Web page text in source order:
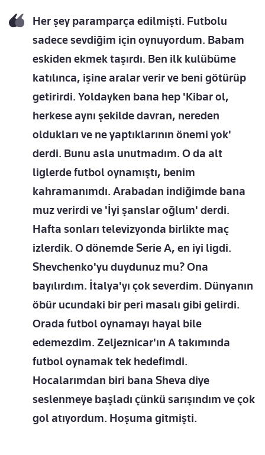
Her şey paramparça edilmişti. Futbolu
sadece sevdiğim için oynuyordum. Babam
eskiden ekmek taşırdı. Ben ilk kulübüme
katılınca, işine aralar verir ve beni götürüp
getirirdi. Yoldayken bana hep 'Kibar ol,
herkese aynı şekilde davran, nereden
oldukları ve ne yaptıklarının önemi yok'
derdi. Bunu asla unutmadım. O da alt
liglerde futbol oynamıştı, benim
kahramanımdı. Arabadan indiğimde bana
muz verirdi ve 'İyi şanslar oğlum' derdi.
Hafta sonları televizyonda birlikte maç
izlerdik. O dönemde Serie A, en iyi ligdi.
Shevchenko'yu duydunuz mu? Ona
bayılırdım. İtalya'yı çok severdim. Dünyanın
öbür ucundaki bir peri masalı gibi gelirdi.
Orada futbol oynamayı hayal bile
edemezdim. Zeljeznicar'ın A takımında
futbol oynamak tek hedefimdi.
Hocalarımdan biri bana Sheva diye
seslenmeye başladı çünkü sarışındım ve çok
gol atıyordum. Hoşuma gitmişti.